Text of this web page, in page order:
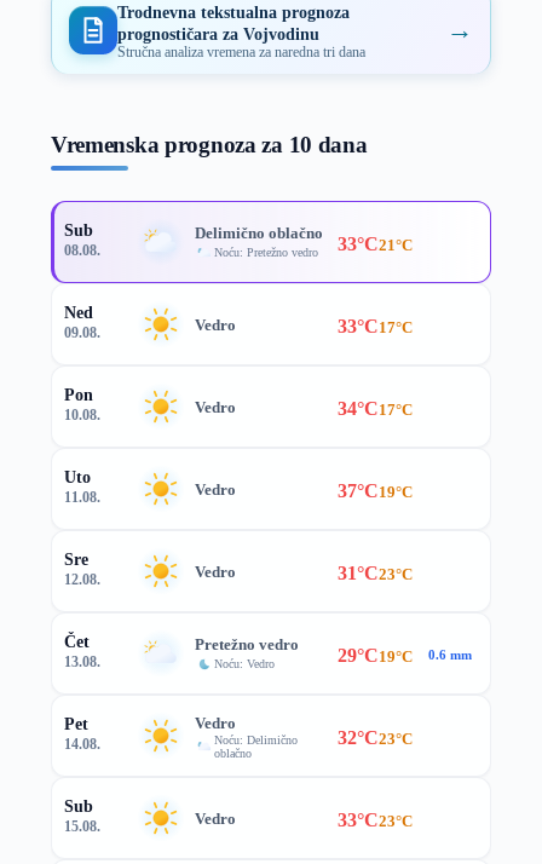
Trodnevna tekstualna prognoza
prognostičara za Vojvodinu
Stručna analiza vremena za naredna tri dana
→
Vremenska prognoza za 10 dana
Sub
08.08.
Delimično oblačno
Noću: Pretežno vedro 33°C21°C
Ned
09.08. Vedro 33°C17°C
Pon
10.08. Vedro 34°C17°C
Uto
11.08. Vedro 37°C19°C
Sre
12.08. Vedro 31°C23°C
Čet
13.08.
Pretežno vedro
Noću: Vedro 29°C19°C 0.6 mm
Pet
14.08.
Vedro
Noću: Delimično
oblačno
32°C23°C
Sub
15.08. Vedro 33°C23°C